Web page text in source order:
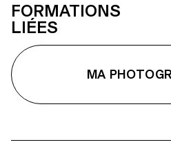
considérant les images comme
des surfaces à découper, plier,
superposer et assembler pour
créer des objets sculpturaux. À
travers des tests rapides et des
expérimentations matérielles,
l’atelier a encouragé les
étudiant·e·s à naviguer
constamment entre image,
FORMATIONS
LIÉES
MA